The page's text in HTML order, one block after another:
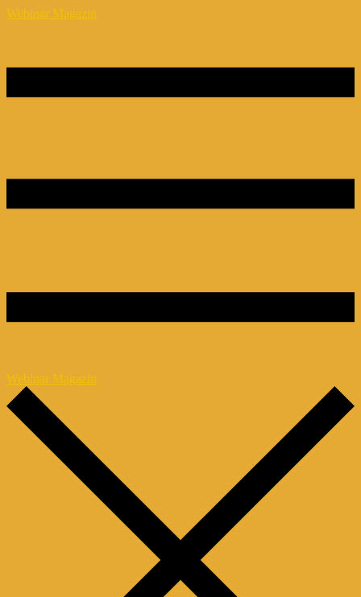
Webinar Magazin
Webinar Magazin